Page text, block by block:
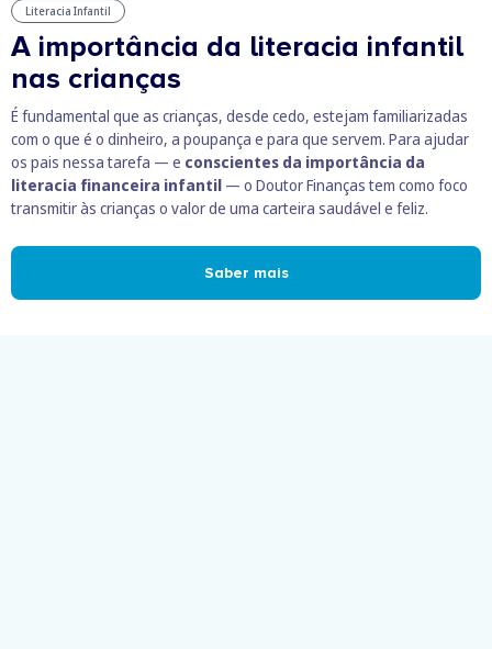
Literacia Infantil
A importância da literacia infantil
nas crianças
É fundamental que as crianças, desde cedo, estejam familiarizadas
com o que é o dinheiro, a poupança e para que servem. Para ajudar
os pais nessa tarefa — e conscientes da importância da
literacia financeira infantil — o Doutor Finanças tem como foco
transmitir às crianças o valor de uma carteira saudável e feliz.
Saber mais